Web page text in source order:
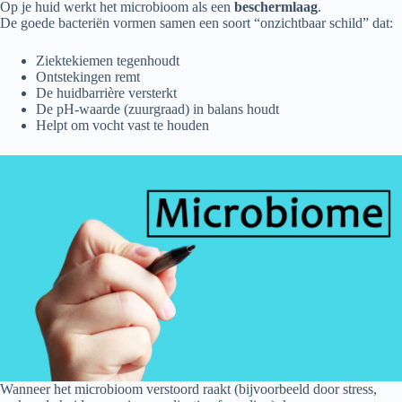
Op je huid werkt het microbioom als een beschermlaag.
De goede bacteriën vormen samen een soort “onzichtbaar schild” dat:
Ziektekiemen tegenhoudt
Ontstekingen remt
De huidbarrière versterkt
De pH-waarde (zuurgraad) in balans houdt
Helpt om vocht vast te houden
Wanneer het microbioom verstoord raakt (bijvoorbeeld door stress,